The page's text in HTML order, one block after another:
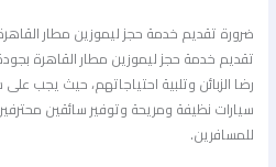
ضرورة تقديم خدمة حجز ليموزين مطار القاهرة
تقديم خدمة حجز ليموزين مطار القاهرة بجودة
رضا الزبائن وتلبية احتياجاتهم، حيث يجب على
سيارات نظيفة ومريحة وتوفير سائقين محترفين
للمسافرين.